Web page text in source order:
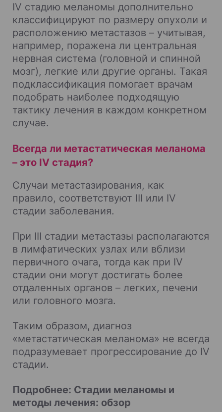
IV стадию меланомы дополнительно
классифицируют по размеру опухоли и
расположению метастазов – учитывая,
например, поражена ли центральная
нервная система (головной и спинной
мозг), легкие или другие органы. Такая
подклассификация помогает врачам
подобрать наиболее подходящую
тактику лечения в каждом конкретном
случае.
Всегда ли метастатическая меланома
– это IV стадия?
Случаи метастазирования, как
правило, соответствуют III или IV
стадии заболевания.
При III стадии метастазы располагаются
в лимфатических узлах или вблизи
первичного очага, тогда как при IV
стадии они могут достигать более
отдаленных органов – легких, печени
или головного мозга.
Таким образом, диагноз
«метастатическая меланома» не всегда
подразумевает прогрессирование до IV
стадии.
Подробнее: Стадии меланомы и
методы лечения: обзор